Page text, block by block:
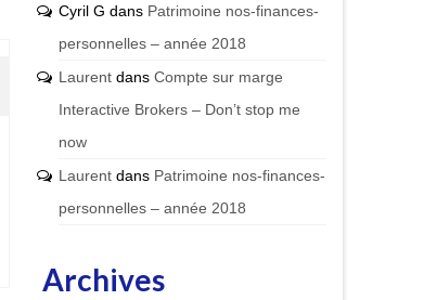
Cyril G dans Patrimoine nos-finances-
personnelles – année 2018
Laurentdans Compte sur marge
Interactive Brokers – Don’t stop me
now
Laurentdans Patrimoine nos-finances-
personnelles – année 2018
Archives